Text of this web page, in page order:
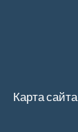
Карта сайта